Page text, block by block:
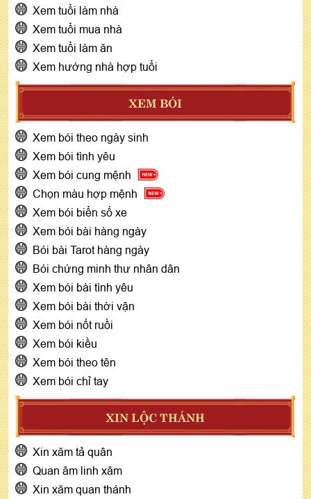
Xem tuổi làm nhà
Xem tuổi mua nhà
Xem tuổi làm ăn
Xem hướng nhà hợp tuổi
XEM BÓI
Xem bói theo ngày sinh
Xem bói tình yêu
Xem bói cung mệnh
Chọn màu hợp mệnh
Xem bói biển số xe
Xem bói bài hàng ngày
Bói bài Tarot hàng ngày
Bói chứng minh thư nhân dân
Xem bói bài tình yêu
Xem bói bài thời vận
Xem bói nốt ruồi
Xem bói kiều
Xem bói theo tên
Xem bói chỉ tay
XIN LỘC THÁNH
Xin xăm tả quân
Quan âm linh xâm
Xin xăm quan thánh